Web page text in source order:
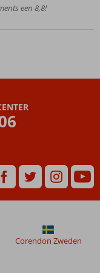
een 8,8!
Corendon Zweden